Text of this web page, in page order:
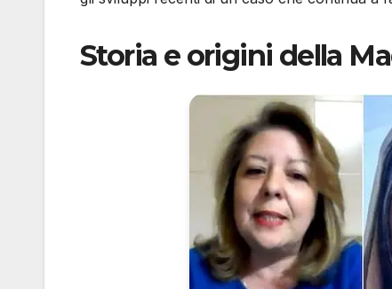
Storia e origini della